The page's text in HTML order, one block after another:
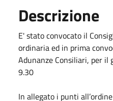
Descrizione
E' stato convocato il
ordinaria ed in prima
Adunanze Consiliari, per
9.30
In allegato i punti